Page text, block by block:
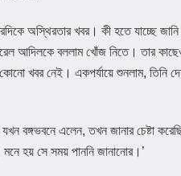
অস্থিরতার খবর। কী হতে যাচ্ছে
আদিলকে বললাম খোঁজ নিতে। তার
খবর নেই। একপর্যায়ে শুনলাম, তিনি
যখন বঙ্গভবনে এলেন, তখন জানার চেষ্টা
হয় সে সময় পাননি জানানোর।’